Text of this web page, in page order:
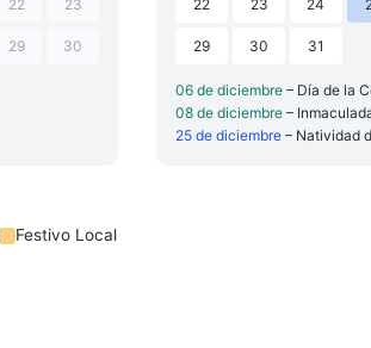
22 23
29 30
22 23 24
29 30 31
06 de diciembre– Día de la
08 de diciembre–
25 de diciembre– Natividad
Festivo Local